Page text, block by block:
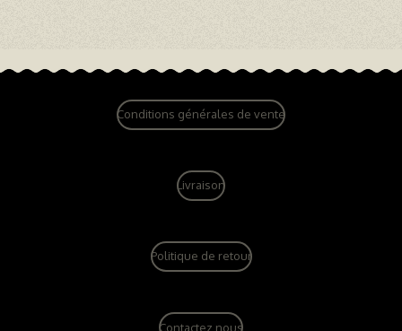
Conditions générales de vente
Livraison
Politique de retour
Contactez nous